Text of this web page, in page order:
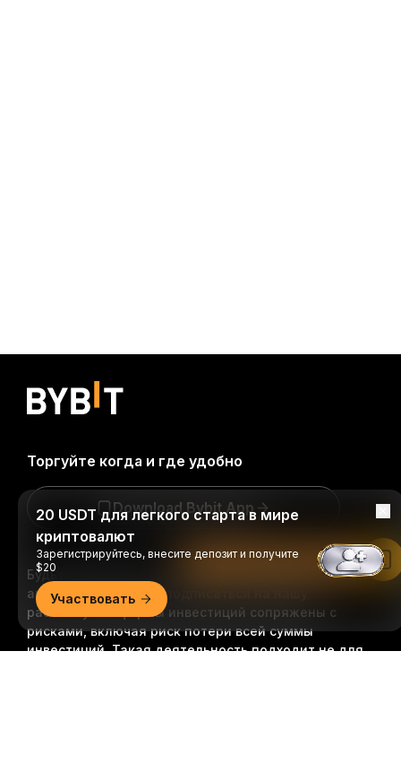
Будьте первыми, кто получит важные инсайты и
анализ криптомира: подписаться на нашу
рассылку.
Все формы инвестиций сопряжены с
рисками, включая риск потери всей суммы
инвестиций. Такая деятельность подходит не для
Торгуйте когда и где удобно
Download Bybit App
20 USDT для легкого старта в мире
криптовалют
Зарегистрируйтесь, внесите депозит и получите
$20
Участвовать
Читать в приложении Bybit